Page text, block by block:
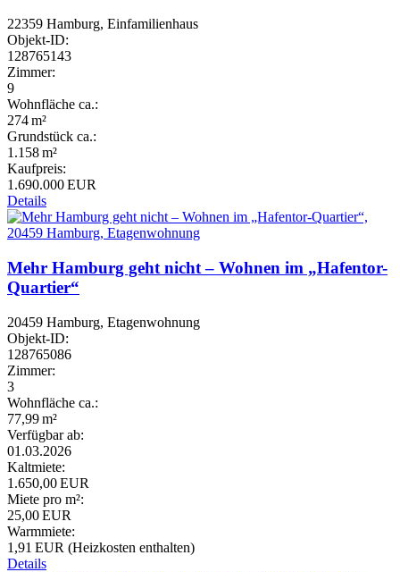
22359 Hamburg, Einfamilienhaus
Objekt-ID:
128765143
Zimmer:
9
Wohnfläche ca.:
274 m²
Grund­stück ca.:
1.158 m²
Kaufpreis:
1.690.000 EUR
Details
Mehr Hamburg geht nicht – Wohnen im „Hafentor-
Quartier“
20459 Hamburg, Etagenwohnung
Objekt-ID:
128765086
Zimmer:
3
Wohnfläche ca.:
77,99 m²
Verfügbar ab:
01.03.2026
Kaltmiete:
1.650,00 EUR
Miete pro m²:
25,00 EUR
Warmmiete:
1,91 EUR (Heizkosten enthalten)
Details